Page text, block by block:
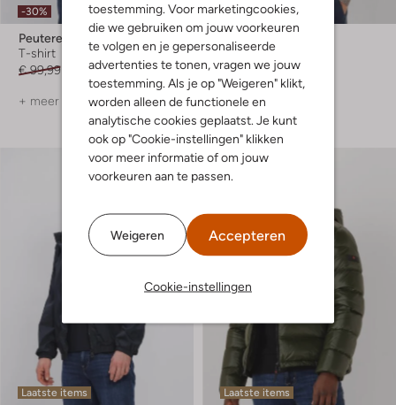
toestemming. Voor marketingcookies,
die we gebruiken om jouw voorkeuren
te volgen en je gepersonaliseerde
advertenties te tonen, vragen we jouw
toestemming. Als je op "Weigeren" klikt,
worden alleen de functionele en
analytische cookies geplaatst. Je kunt
ook op "Cookie-instellingen" klikken
voor meer informatie of om jouw
voorkeuren aan te passen.
Weigeren Accepteren
Cookie-instellingen
-30%
Peuterey
T-shirt
€ 99,99
€ 69,99
+ meer kleuren
-20%
Peuterey
Trui
€ 179,99 € 143,99
+ meer kleuren
Laatste items
Laatste items